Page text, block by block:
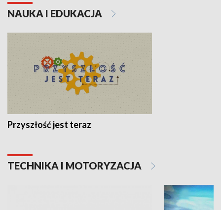
NAUKA I EDUKACJA
Przyszłość jest teraz
TECHNIKA I MOTORYZACJA